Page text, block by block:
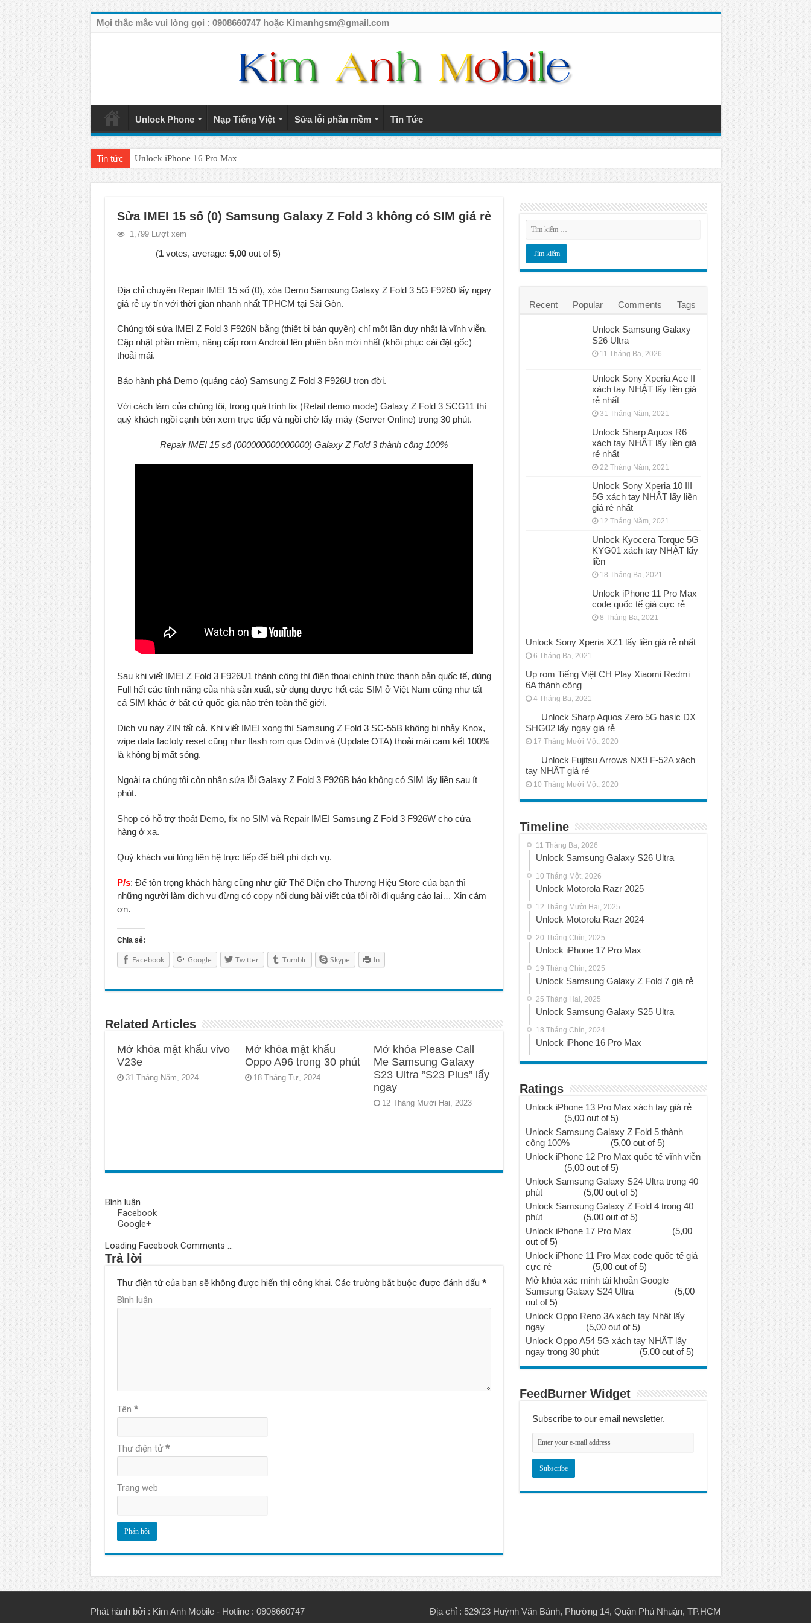
Mọi thắc mắc vui lòng gọi : 0908660747 hoặc Kimanhgsm@gmail.com
Unlock Phone Nạp Tiếng Việt Sửa lỗi phần mềm Tin Tức
Tin tức Unlock iPhone 16 Pro Max
Unlock iPhone 15 Pro Max lên quốc tế giá rẻ
Unlock Motorola Razr 2025
Unlock Motorola Razr 2024
Unlock iPhone 17 Pro Max
Sửa IMEI 15 số (0) Samsung Galaxy Z Fold 3 không có SIM giá rẻ
1,799 Lượt xem
(1votes, average: 5,00out of 5)
Địa chỉ chuyên Repair IMEI 15 số (0), xóa Demo Samsung Galaxy Z Fold 3 5G F9260 lấy ngay
giá rẻ uy tín với thời gian nhanh nhất TPHCM tại Sài Gòn.
Chúng tôi sửa IMEI Z Fold 3 F926N bằng (thiết bị bản quyền) chỉ một lần duy nhất là vĩnh viễn.
Cập nhật phần mềm, nâng cấp rom Android lên phiên bản mới nhất (khôi phục cài đặt gốc)
thoải mái.
Bảo hành phá Demo (quảng cáo) Samsung Z Fold 3 F926U trọn đời.
Với cách làm của chúng tôi, trong quá trình fix (Retail demo mode) Galaxy Z Fold 3 SCG11 thì
quý khách ngồi cạnh bên xem trực tiếp và ngồi chờ lấy máy (Server Online) trong 30 phút.
Repair IMEI 15 số (000000000000000) Galaxy Z Fold 3 thành công 100%
Sau khi viết IMEI Z Fold 3 F926U1 thành công thì điện thoại chính thức thành bản quốc tế, dùng
Full hết các tính năng của nhà sản xuất, sử dụng được hết các SIM ở Việt Nam cũng như tất
cả SIM khác ở bất cứ quốc gia nào trên toàn thế giới.
Dịch vụ này ZIN tất cả. Khi viết IMEI xong thì Samsung Z Fold 3 SC-55B không bị nhảy Knox,
wipe data factoty reset cũng như flash rom qua Odin và (Update OTA) thoải mái cam kết 100%
là không bị mất sóng.
Ngoài ra chúng tôi còn nhận sửa lỗi Galaxy Z Fold 3 F926B báo không có SIM lấy liền sau ít
phút.
Shop có hỗ trợ thoát Demo, fix no SIM và Repair IMEI Samsung Z Fold 3 F926W cho cửa
hàng ở xa.
Quý khách vui lòng liên hệ trực tiếp để biết phí dịch vụ.
P/s: Để tôn trọng khách hàng cũng như giữ Thể Diện cho Thương Hiệu Store của bạn thì
những người làm dịch vụ đừng có copy nội dung bài viết của tôi rồi đi quảng cáo lại… Xin cảm
ơn.
Chia sẻ:
Facebook Google Twitter Tumblr Skype In
Related Articles
Mở khóa mật khẩu vivo
V23e
31 Tháng Năm, 2024
Mở khóa mật khẩu
Oppo A96 trong 30 phút
18 Tháng Tư, 2024
Mở khóa Please Call
Me Samsung Galaxy
S23 Ultra ”S23 Plus” lấy
ngay
12 Tháng Mười Hai, 2023
Bình luận
Facebook
Google+
Loading Facebook Comments ...
Trả lời
Thư điện tử của bạn sẽ không được hiển thị công khai. Các trường bắt buộc được đánh dấu *
Bình luận
Tên *
Thư điện tử*
Trang web
Recent Popular Comments Tags
Unlock Samsung Galaxy
S26 Ultra
11 Tháng Ba, 2026
Unlock Sony Xperia Ace II
xách tay NHẬT lấy liền giá
rẻ nhất
31 Tháng Năm, 2021
Unlock Sharp Aquos R6
xách tay NHẬT lấy liền giá
rẻ nhất
22 Tháng Năm, 2021
Unlock Sony Xperia 10 III
5G xách tay NHẬT lấy liền
giá rẻ nhất
12 Tháng Năm, 2021
Unlock Kyocera Torque 5G
KYG01 xách tay NHẬT lấy
liền
18 Tháng Ba, 2021
Unlock iPhone 11 Pro Max
code quốc tế giá cực rẻ
8 Tháng Ba, 2021
Unlock Sony Xperia XZ1 lấy liền giá rẻ nhất
6 Tháng Ba, 2021
Up rom Tiếng Việt CH Play Xiaomi Redmi
6A thành công
4 Tháng Ba, 2021
Unlock Sharp Aquos Zero 5G basic DX
SHG02 lấy ngay giá rẻ
17 Tháng Mười Một, 2020
Unlock Fujitsu Arrows NX9 F-52A xách
tay NHẬT giá rẻ
10 Tháng Mười Một, 2020
Timeline
11 Tháng Ba, 2026
Unlock Samsung Galaxy S26 Ultra
10 Tháng Một, 2026
Unlock Motorola Razr 2025
12 Tháng Mười Hai, 2025
Unlock Motorola Razr 2024
20 Tháng Chín, 2025
Unlock iPhone 17 Pro Max
19 Tháng Chín, 2025
Unlock Samsung Galaxy Z Fold 7 giá rẻ
25 Tháng Hai, 2025
Unlock Samsung Galaxy S25 Ultra
18 Tháng Chín, 2024
Unlock iPhone 16 Pro Max
Ratings
Unlock iPhone 13 Pro Max xách tay giá rẻ
(5,00 out of 5)
Unlock Samsung Galaxy Z Fold 5 thành
công 100%
(5,00 out of 5)
Unlock iPhone 12 Pro Max quốc tế vĩnh viễn
(5,00 out of 5)
Unlock Samsung Galaxy S24 Ultra trong 40
phút
(5,00 out of 5)
Unlock Samsung Galaxy Z Fold 4 trong 40
phút
(5,00 out of 5)
Unlock iPhone 17 Pro Max
(5,00
out of 5)
Unlock iPhone 11 Pro Max code quốc tế giá
cực rẻ
(5,00 out of 5)
Mở khóa xác minh tài khoản Google
Samsung Galaxy S24 Ultra
(5,00
out of 5)
Unlock Oppo Reno 3A xách tay Nhật lấy
ngay
(5,00 out of 5)
Unlock Oppo A54 5G xách tay NHẬT lấy
ngay trong 30 phút
(5,00 out of 5)
FeedBurner Widget
Subscribe to our email newsletter.
Địa chỉ : 529/23 Huỳnh Văn Bánh, Phường 14, Quận Phú Nhuận, TP.HCM
Phát hành bởi : Kim Anh Mobile- Hotline : 0908660747